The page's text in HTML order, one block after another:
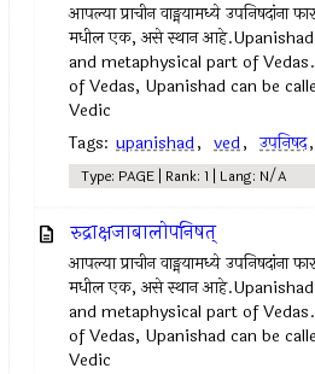
आपल्या प्राचीन वाङ्मयामध्ये उपनिषदांना
मधील एक, असे स्थान
and metaphysical part of
of Vedas, Upanishad can be
Vedic
Tags: upanishad, ved, उपनिषद‌,
Type: PAGE | Rank: 1 | Lang: N/A
रुद्राक्षजाबालोपनिषत्
आपल्या प्राचीन वाङ्मयामध्ये उपनिषदांना
मधील एक, असे स्थान
and metaphysical part of
of Vedas, Upanishad can be
Vedic